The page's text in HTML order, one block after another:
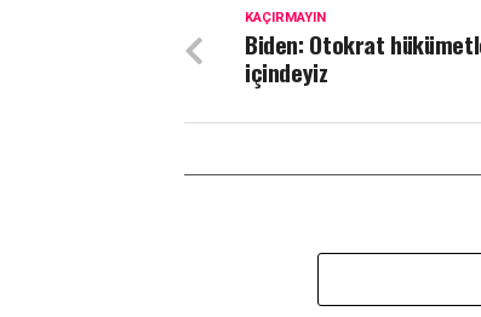
KAÇIRMAYIN
Biden: Otokrat
içindeyiz